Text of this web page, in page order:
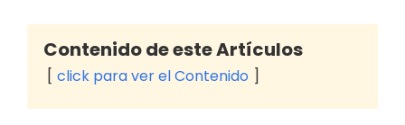
Contenido de este Artículos
click para ver el Contenido